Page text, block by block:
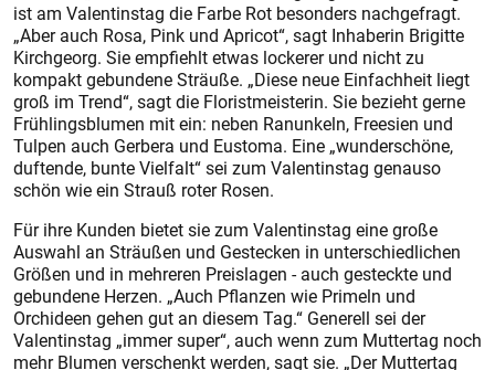
ist am Valentinstag die Farbe Rot besonders nachgefragt.
„Aber auch Rosa, Pink und Apricot“, sagt Inhaberin Brigitte
Kirchgeorg. Sie empfiehlt etwas lockerer und nicht zu
kompakt gebundene Sträuße. „Diese neue Einfachheit liegt
groß im Trend“, sagt die Floristmeisterin. Sie bezieht gerne
Frühlingsblumen mit ein: neben Ranunkeln, Freesien und
Tulpen auch Gerbera und Eustoma. Eine „wunderschöne,
duftende, bunte Vielfalt“ sei zum Valentinstag genauso
schön wie ein Strauß roter Rosen.
Für ihre Kunden bietet sie zum Valentinstag eine große
Auswahl an Sträußen und Gestecken in unterschiedlichen
Größen und in mehreren Preislagen - auch gesteckte und
gebundene Herzen. „Auch Pflanzen wie Primeln und
Orchideen gehen gut an diesem Tag.“ Generell sei der
Valentinstag „immer super“, auch wenn zum Muttertag noch
mehr Blumen verschenkt werden, sagt sie. „Der Muttertag